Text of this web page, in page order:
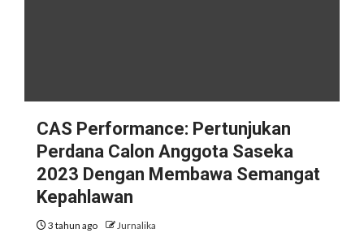
CAS Performance: Pertunjukan
Perdana Calon Anggota Saseka
2023 Dengan Membawa Semangat
Kepahlawan
3 tahun ago Jurnalika